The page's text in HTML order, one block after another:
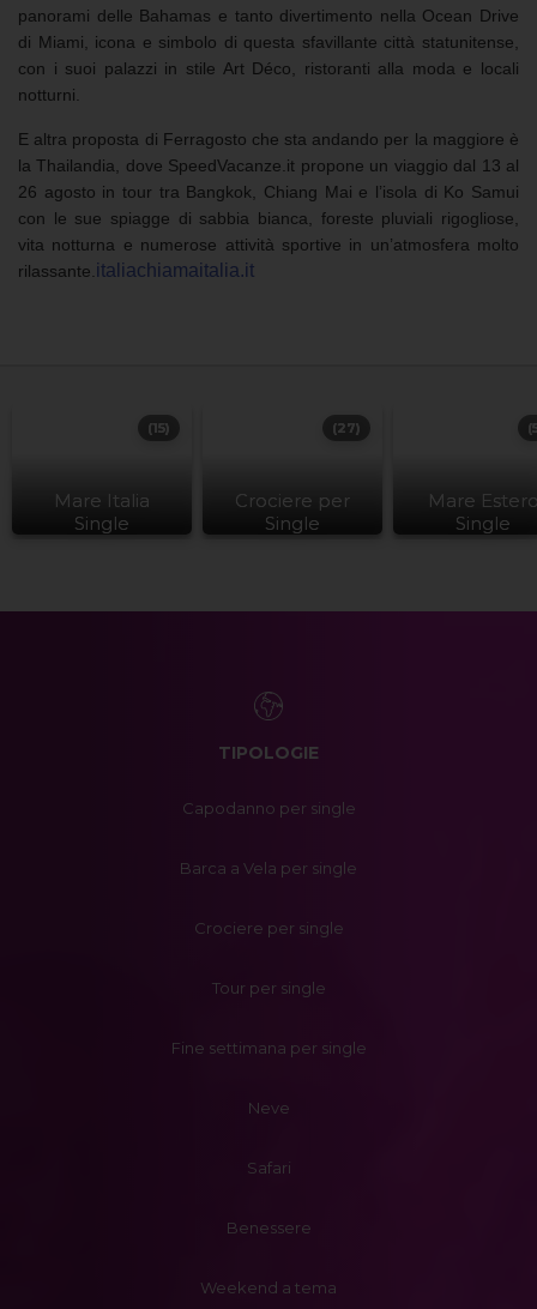
panorami delle Bahamas e tanto divertimento nella Ocean Drive
di Miami, icona e simbolo di questa sfavillante città statunitense,
con i suoi palazzi in stile Art Déco, ristoranti alla moda e locali
notturni.
E altra proposta di Ferragosto che sta andando per la maggiore è
la Thailandia, dove SpeedVacanze.it propone un viaggio dal 13 al
26 agosto in tour tra Bangkok, Chiang Mai e l’isola di Ko Samui
con le sue spiagge di sabbia bianca, foreste pluviali rigogliose,
vita notturna e numerose attività sportive in un’atmosfera molto
rilassante. italiachiamaitalia.it
Mare Italia
Single
(15)
Crociere per
Single
(27)
Mare
Single
TIPOLOGIE
Capodanno per single
Barca a Vela per single
Crociere per single
Tour per single
Fine settimana per single
Neve
Safari
Benessere
Weekend a tema